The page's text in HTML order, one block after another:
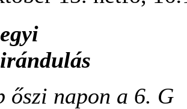
őszi napon a 6. G